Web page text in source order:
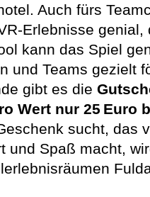
Auch fürs
Erlebnisse genial,
kann das Spiel
und Teams gezielt
gibt es die
Wert nur 25 Euro
sucht, das
und Spaß macht,